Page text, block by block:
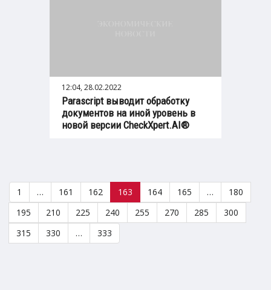
12:04, 28.02.2022
Parascript выводит обработку
документов на иной уровень в
новой версии CheckXpert.AI®
1 … 161 162 163 164 165 …
180
195
210 225 240 255 270 285
300
315
330 … 333